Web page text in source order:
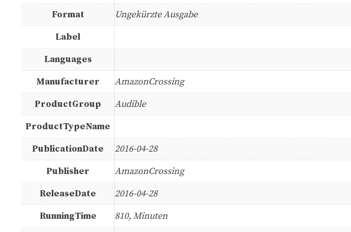
Format
Ungekürzte Ausgabe
Label
Languages
Manufacturer
AmazonCrossing
ProductGroup
Audible
ProductTypeName
PublicationDate
2016-04-28
Publisher
AmazonCrossing
ReleaseDate
2016-04-28
RunningTime
810, Minuten